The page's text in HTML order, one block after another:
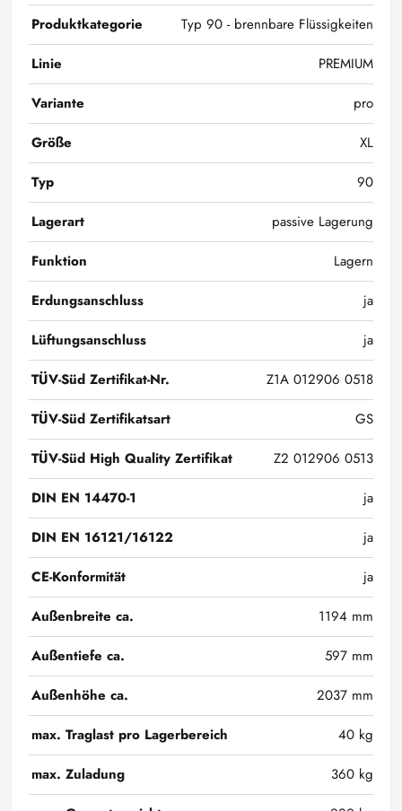
Produktkategorie
Typ 90 - brennbare Flüssigkeiten
Linie
PREMIUM
Variante
pro
Größe
XL
Typ
90
Lagerart
passive Lagerung
Funktion
Lagern
Erdungsanschluss
ja
Lüftungsanschluss
ja
TÜV-Süd Zertifikat-Nr.
Z1A 012906 0518
TÜV-Süd Zertifikatsart
GS
TÜV-Süd High Quality Zertifikat
Z2 012906 0513
DIN EN 14470-1
ja
DIN EN 16121/16122
ja
CE-Konformität
ja
Außenbreite ca.
1194 mm
Außentiefe ca.
597 mm
Außenhöhe ca.
2037 mm
max. Traglast pro Lagerbereich
40 kg
max. Zuladung
360 kg